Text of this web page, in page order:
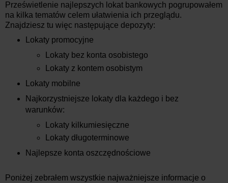
Prześwietlenie najlepszych lokat bankowych pogrupowałem
na kilka tematów celem ułatwienia ich przeglądu.
Znajdziesz tu więc następujące depozyty:
Lokaty promocyjne
Lokaty bez konta osobistego
Lokaty z kontem osobistym
Lokaty mobilne
Najkorzystniejsze lokaty dla każdego i bez
warunków:
Lokaty kilkumiesięczne
Lokaty długoterminowe
Najlepsze konta oszczędnościowe
Poniżej zebrałem wszystkie najważniejsze informacje o